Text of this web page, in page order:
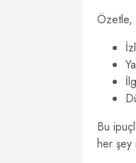
Özetle,
Bu
her şey